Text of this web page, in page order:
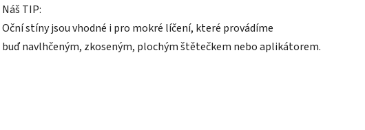
Náš TIP:
Oční stíny jsou vhodné i pro mokré líčení, které provádíme
buď navlhčeným, zkoseným, plochým štětečkem nebo aplikátorem.